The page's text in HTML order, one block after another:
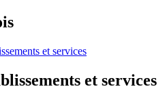
et services
et services